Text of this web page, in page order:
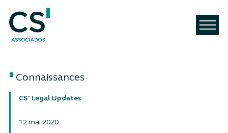
Connaissances
CS' Legal Updates
12 mai 2020